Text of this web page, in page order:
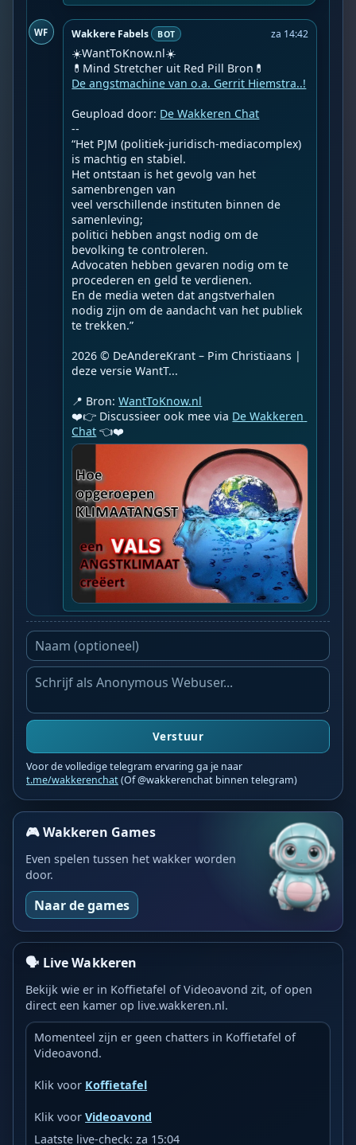
WF Wakkere Fabels BOT za 14:42
☀️WantToKnow.nl☀️
De angstmachine van o.a. Gerrit Hiemstra..!
Geupload door: De Wakkeren Chat
--
“Het PJM (politiek-juridisch-mediacomplex)
is machtig en stabiel.
Het ontstaan is het gevolg van het
samenbrengen van
veel verschillende instituten binnen de
samenleving;
politici hebben angst nodig om de
bevolking te controleren.
Advocaten hebben gevaren nodig om te
procederen en geld te verdienen.
En de media weten dat angstverhalen
nodig zijn om de aandacht van het publiek
te trekken.”
2026 © DeAndereKrant – Pim Christiaans |
deze versie WantT...
📍 Bron: WantToKnow.nl
❤️👉 Discussieer ook mee via De Wakkeren
Chat 👈❤️
Verstuur
Voor de volledige telegram ervaring ga je naar
t.me/wakkerenchat(Of @wakkerenchat binnen telegram)
🎮 Wakkeren Games
Even spelen tussen het wakker worden
door.
Naar de games
🗣️ Live Wakkeren
Bekijk wie er in Koffietafel of Videoavond zit, of open
direct een kamer op live.wakkeren.nl.
Momenteel zijn er geen chatters in Koffietafel of
Videoavond.
Klik voor Koffietafel
Klik voorVideoavond
Laatste live-check: za 15:04